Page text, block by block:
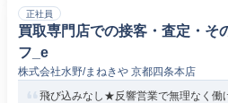
正社員
買取専門店での接客・査定・そ
フ_e
株式会社水野/まねきや 京都四条本店
飛び込みなし★反響営業で無理なく働